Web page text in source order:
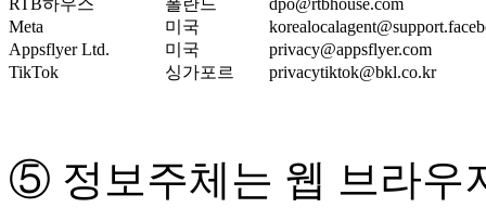
Meta
미국
Appsflyer Ltd.
미국
privacy@appsflyer.com
TikTok
싱가포르 privacytiktok@bkl.co.kr
⑤ 정보주체는 웹 브라우